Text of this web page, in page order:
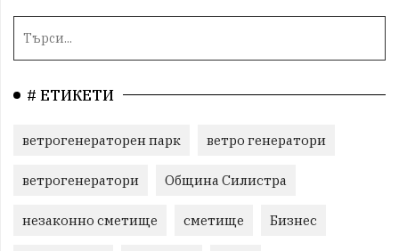
# ЕТИКЕТИ
ветрогенераторен парк ветро генератори
ветрогенератори Община Силистра
незаконно сметище сметище Бизнес